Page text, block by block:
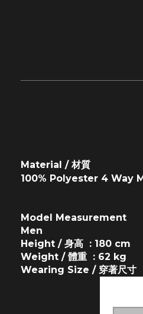
Material / 材質
100% Polyester 4 Way
Model Measurement
Men
Height / 身高 : 180 cm
Weight / 體重 : 62 kg
Wearing Size / 穿著尺寸